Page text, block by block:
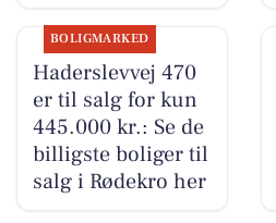
BOLIGMARKED
Haderslevvej 470
er til salg for kun
445.000 kr.: Se de
billigste boliger til
salg i Rødekro her